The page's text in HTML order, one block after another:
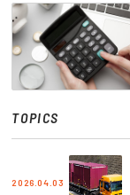
TOPICS
2026.04.03